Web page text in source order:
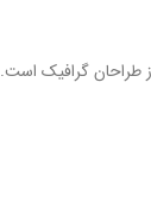
طراحان گرافیک است.